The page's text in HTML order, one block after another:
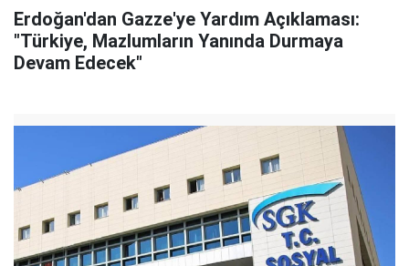
Erdoğan'dan Gazze'ye Yardım Açıklaması:
"Türkiye, Mazlumların Yanında Durmaya
Devam Edecek"